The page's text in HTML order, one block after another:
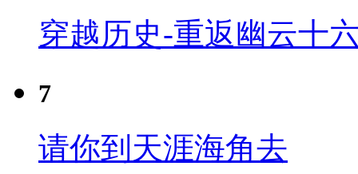
穿越历史-重返幽云十
7
请你到天涯海角去